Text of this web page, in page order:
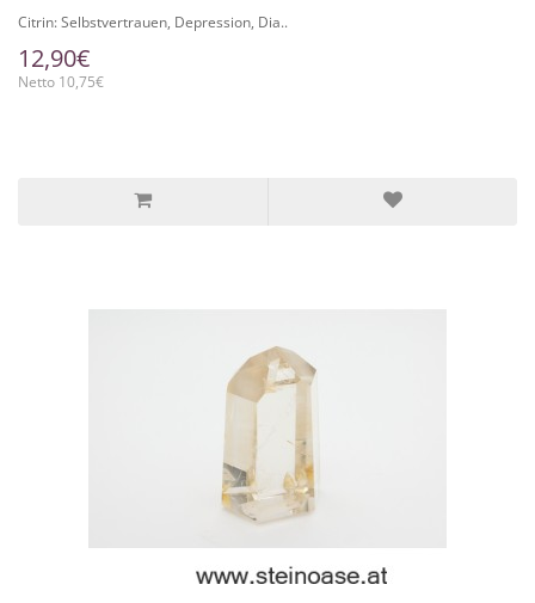
Citrin: Selbstvertrauen, Depression, Dia..
12,90€
Netto 10,75€